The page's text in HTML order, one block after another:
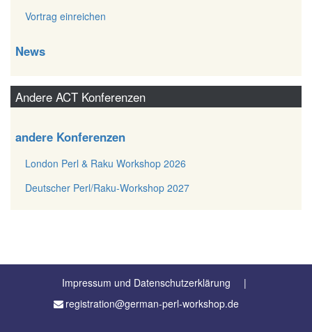
Vortrag einreichen
News
Andere ACT Konferenzen
andere Konferenzen
London Perl & Raku Workshop 2026
Deutscher Perl/Raku-Workshop 2027
Impressum und Datenschutzerklärung
registration@german-perl-workshop.de